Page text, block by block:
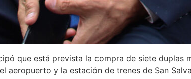
que está prevista la compra de siete duplas
aeropuerto y la estación de trenes de San